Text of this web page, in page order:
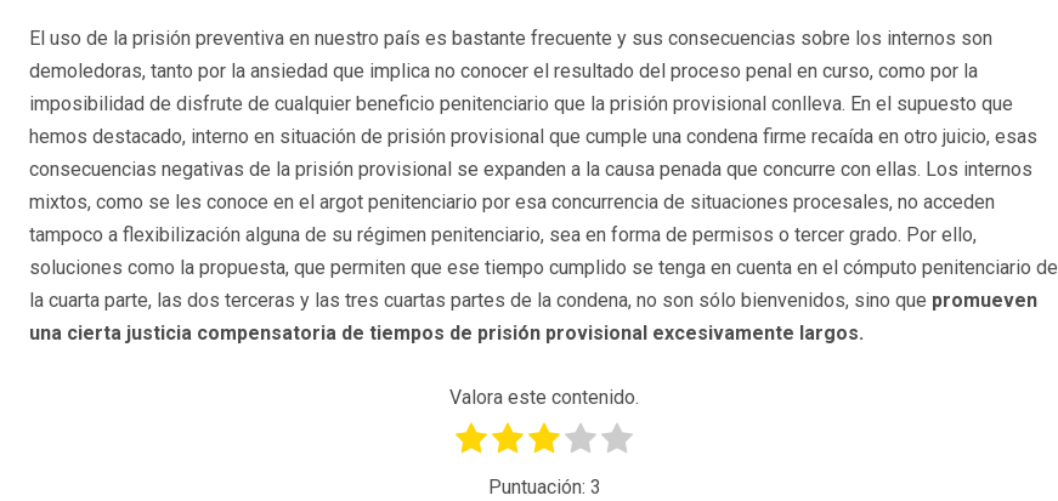
El uso de la prisión preventiva en nuestro país es bastante frecuente y sus consecuencias sobre los internos son
demoledoras, tanto por la ansiedad que implica no conocer el resultado del proceso penal en curso, como por la
imposibilidad de disfrute de cualquier beneficio penitenciario que la prisión provisional conlleva. En el supuesto que
hemos destacado, interno en situación de prisión provisional que cumple una condena firme recaída en otro juicio, esas
consecuencias negativas de la prisión provisional se expanden a la causa penada que concurre con ellas. Los internos
mixtos, como se les conoce en el argot penitenciario por esa concurrencia de situaciones procesales, no acceden
tampoco a flexibilización alguna de su régimen penitenciario, sea en forma de permisos o tercer grado. Por ello,
soluciones como la propuesta, que permiten que ese tiempo cumplido se tenga en cuenta en el cómputo penitenciario de
la cuarta parte, las dos terceras y las tres cuartas partes de la condena, no son sólo bienvenidos, sino que promueven
una cierta justicia compensatoria de tiempos de prisión provisional excesivamente largos.
Valora este contenido.
Puntuación: 3